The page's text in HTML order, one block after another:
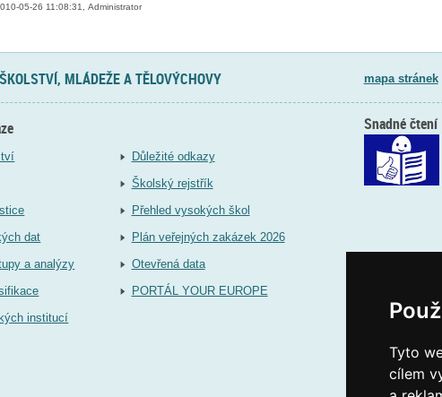
Tyto
cílem
05-26 11:08:31, Administrator
MLÁDEŽE A TĚLOVÝCHOVY mapa stránek|
dat
a analýzy
institucí
Důležité odkazy
Školský rejstřík
Přehled vysokých škol
Plán veřejných zakázek 2026
Otevřená data
PORTÁL YOUR EUROPE
Snadné čtení